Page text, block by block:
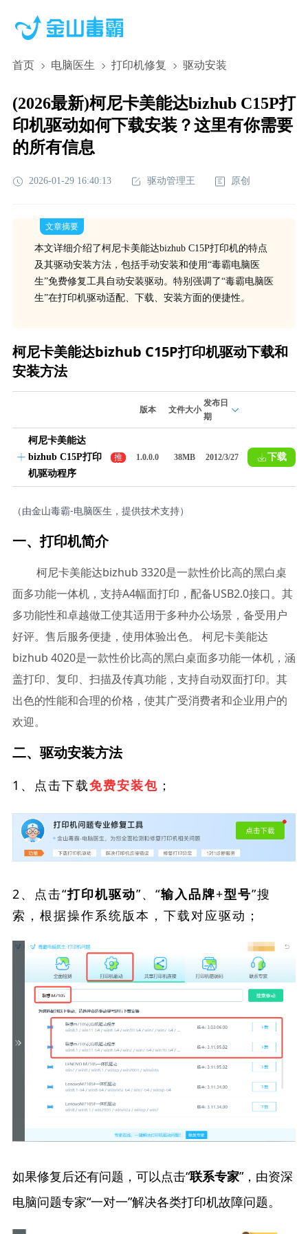
首页 电脑医生 打印机修复 驱动安装
(2026最新)柯尼卡美能达bizhub C15P打
印机驱动如何下载安装？这里有你需要
的所有信息
2026-01-29 16:40:13 驱动管理王 原创
文章摘要
本文详细介绍了柯尼卡美能达bizhub C15P打印机的特点
及其驱动安装方法，包括手动安装和使用“毒霸电脑医
生”免费修复工具自动安装驱动。特别强调了“毒霸电脑医
生”在打印机驱动适配、下载、安装方面的便捷性。
柯尼卡美能达bizhub C15P打印机驱动下载和
安装方法
版本 文件大小
发布日
期
柯尼卡美能达
bizhub C15P打印
机驱动程序
推
荐
1.0.0.0 38MB 2012/3/27 下载
（由金山毒霸-电脑医生，提供技术支持）
一、打印机简介
柯尼卡美能达bizhub 3320是一款性价比高的黑白桌
面多功能一体机，支持A4幅面打印，配备USB2.0接口。其
多功能性和卓越做工使其适用于多种办公场景，备受用户
好评。售后服务便捷，使用体验出色。 柯尼卡美能达
bizhub 4020是一款性价比高的黑白桌面多功能一体机，涵
盖打印、复印、扫描及传真功能，支持自动双面打印。其
出色的性能和合理的价格，使其广受消费者和企业用户的
欢迎。
二、驱动安装方法
1、点击下载免费安装包 ；
2、点击“打印机驱动”、“输入品牌+型号”搜
索，根据操作系统版本，下载对应驱动；
如果修复后还有问题，可以点击“联系专家”，由资深
电脑问题专家“一对一”解决各类打印机故障问题。